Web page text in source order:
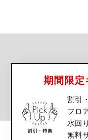
期間限定
割引
フロ
水回
無料